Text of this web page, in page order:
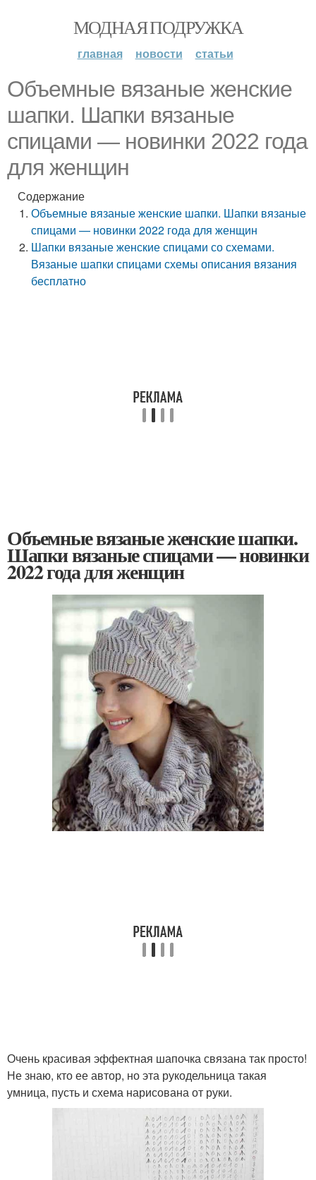
МОДНАЯ ПОДРУЖКА
главная новости статьи
Объемные вязаные женские
шапки. Шапки вязаные
спицами — новинки 2022 года
для женщин
Содержание
Объемные вязаные женские шапки. Шапки вязаные
спицами — новинки 2022 года для женщин
Шапки вязаные женские спицами со схемами.
Вязаные шапки спицами схемы описания вязания
бесплатно
Объемные вязаные женские шапки.
Шапки вязаные спицами — новинки
2022 года для женщин
Очень красивая эффектная шапочка связана так просто!
Не знаю, кто ее автор, но эта рукодельница такая
умница, пусть и схема нарисована от руки.